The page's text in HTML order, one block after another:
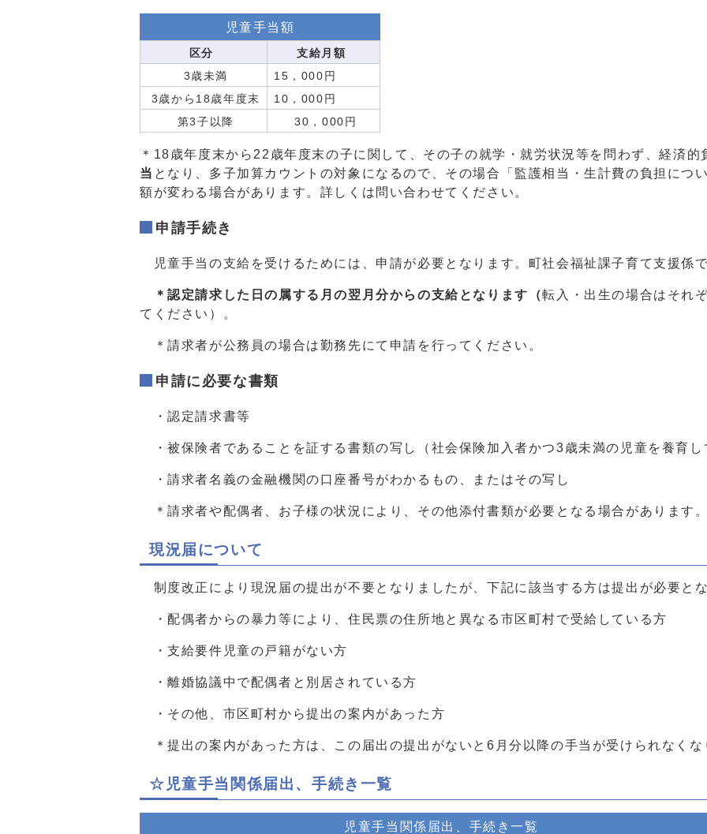
児童手当額
区分
支給月額
3歳未満
15，000円
3歳から18歳年度末
10，000円
第3子以降
30，000円
＊18歳年度末から22歳年度末の子に関して、その子の就学・就労状況等を問わず、経済的
当 となり、多子加算カウントの対象になるので、その場合「監護相当・生計費の負担につ
額が変わる場合があります。詳しくは問い合わせてください。
申請手続き
児童手当の支給を受けるためには、申請が必要となります。町社会福祉課子育て支援係
＊認定請求した日の属する月の翌月分からの支給となります（転入・出生の場合はそれ
てください）。
＊請求者が公務員の場合は勤務先にて申請を行ってください。
申請に必要な書類
・認定請求書等
・被保険者であることを証する書類の写し（社会保険加入者かつ3歳未満の児童を養育し
・請求者名義の金融機関の口座番号がわかるもの、またはその写し
＊請求者や配偶者、お子様の状況により、その他添付書類が必要となる場合があります。
現況届について
制度改正により現況届の提出が不要となりましたが、下記に該当する方は提出が必要と
・配偶者からの暴力等により、住民票の住所地と異なる市区町村で受給している方
・支給要件児童の戸籍がない方
・離婚協議中で配偶者と別居されている方
・その他、市区町村から提出の案内があった方
＊提出の案内があった方は、この届出の提出がないと6月分以降の手当が受けられなくな
☆児童手当関係届出、手続き一覧
児童手当関係届出、手続き一覧